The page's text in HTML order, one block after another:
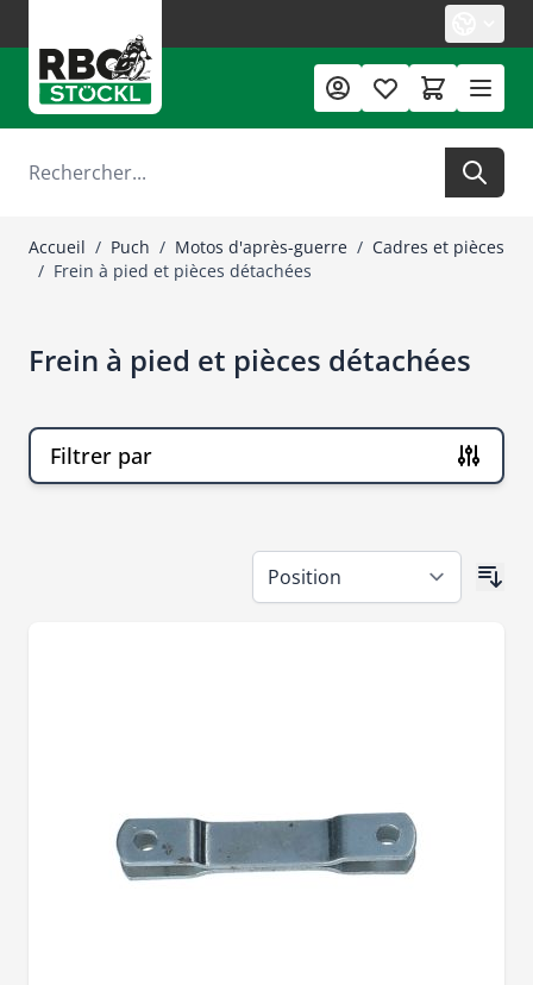
Rechercher
Accueil / Puch / Motos d'après-guerre / Cadres et pièces
/ Frein à pied et pièces détachées
Frein à pied et pièces détachées
Filtrer par